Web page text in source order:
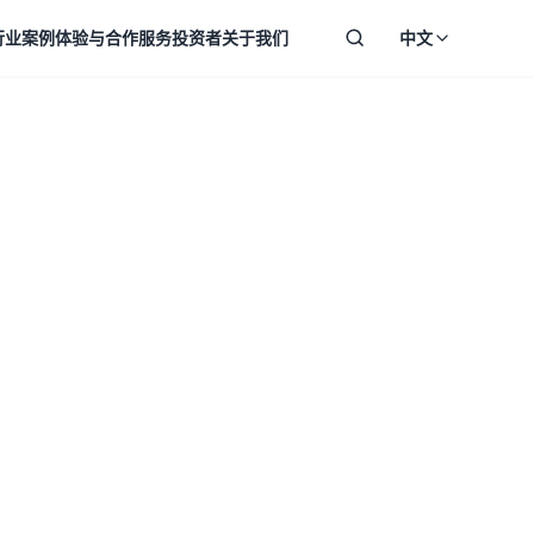
业案例体验与合作服务投资者关于我们 中文